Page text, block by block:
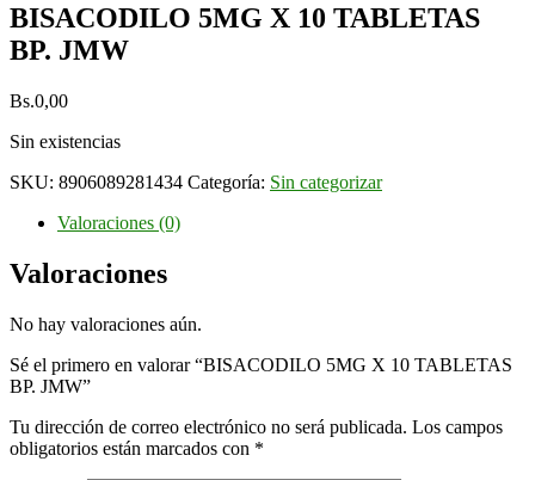
BISACODILO 5MG X 10 TABLETAS
BP. JMW
Bs.0,00
Sin existencias
SKU: 8906089281434 Categoría: Sin categorizar
Valoraciones (0)
Valoraciones
No hay valoraciones aún.
Sé el primero en valorar “BISACODILO 5MG X 10 TABLETAS
BP. JMW”
Tu dirección de correo electrónico no será publicada. Los campos
obligatorios están marcados con *